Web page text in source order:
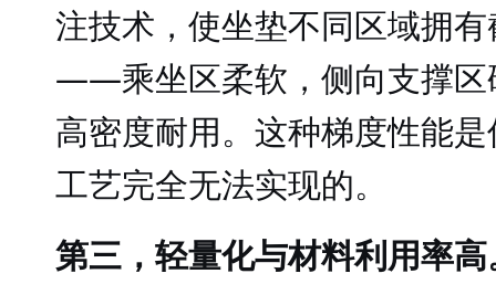
注技术，使坐垫不同区域拥
——乘坐区柔软，侧向支撑区
高密度耐用。这种梯度性能
工艺完全无法实现的。
第三，轻量化与材料利用率